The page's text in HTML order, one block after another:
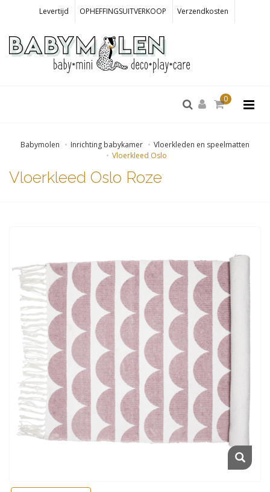
Levertijd OPHEFFINGSUITVERKOOP Verzendkosten
0
Babymolen Inrichting babykamer
Vloerkleden en speelmatten
Vloerkleed Oslo
Vloerkleed Oslo Roze